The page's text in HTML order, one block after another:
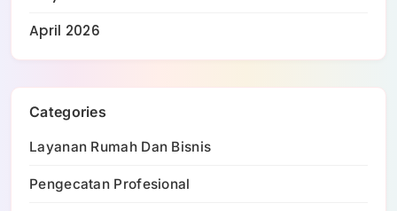
April 2026
Categories
Layanan Rumah Dan Bisnis
Pengecatan Profesional